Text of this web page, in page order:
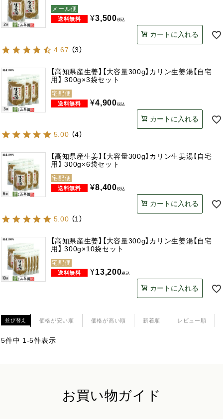
メール便
¥3,500税込
カートに入れる
4.67 （3）
【高知県産生姜】【大容量300g】カリン生姜湯【自宅
用】 300g×3袋セット
宅配便
¥4,900税込
カートに入れる
5.00 （4）
【高知県産生姜】【大容量300g】カリン生姜湯【自宅
用】 300g×6袋セット
宅配便
¥8,400税込
カートに入れる
5.00 （1 ）
【高知県産生姜】【大容量300g】カリン生姜湯【自宅
用】 300g×10袋セット
宅配便
¥13,200税込
カートに入れる
並び替え 価格が安い順 価格が高い順 新着順 レビュー順
5件中 1 -5件表示
お買い物ガイド